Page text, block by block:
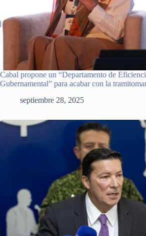
Cabal propone un “Departamento de
Gubernamental” para acabar con la
septiembre 28, 2025